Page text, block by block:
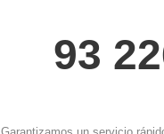
93